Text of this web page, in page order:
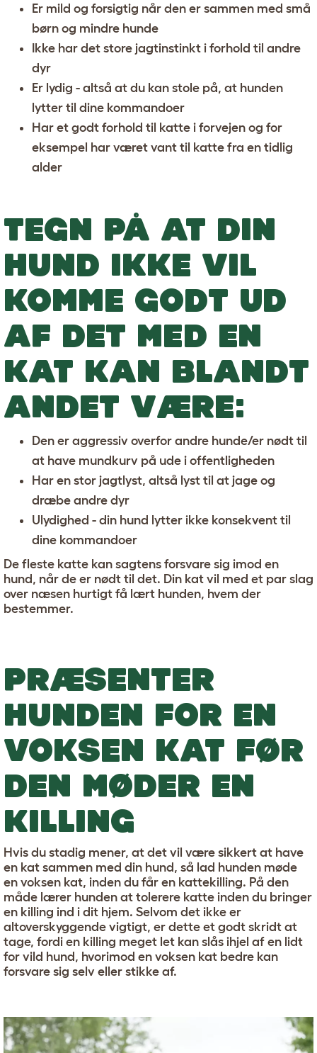
Er mild og forsigtig når den er sammen med små
børn og mindre hunde
Ikke har det store jagtinstinkt i forhold til andre
dyr
Er lydig - altså at du kan stole på, at hunden
lytter til dine kommandoer
Har et godt forhold til katte i forvejen og for
eksempel har været vant til katte fra en tidlig
alder
TEGN PÅ AT DIN
HUND IKKE VIL
KOMME GODT UD
AF DET MED EN
KAT KAN BLANDT
ANDET VÆRE:
Den er aggressiv overfor andre hunde/er nødt til
at have mundkurv på ude i offentligheden
Har en stor jagtlyst, altså lyst til at jage og
dræbe andre dyr
Ulydighed - din hund lytter ikke konsekvent til
dine kommandoer
De fleste katte kan sagtens forsvare sig imod en
hund, når de er nødt til det. Din kat vil med et par slag
over næsen hurtigt få lært hunden, hvem der
bestemmer.
PRÆSENTER
HUNDEN FOR EN
VOKSEN KAT FØR
DEN MØDER EN
KILLING
Hvis du stadig mener, at det vil være sikkert at have
en kat sammen med din hund, så lad hunden møde
en voksen kat, inden du får en kattekilling. På den
måde lærer hunden at tolerere katte inden du bringer
en killing ind i dit hjem. Selvom det ikke er
altoverskyggende vigtigt, er dette et godt skridt at
tage, fordi en killing meget let kan slås ihjel af en lidt
for vild hund, hvorimod en voksen kat bedre kan
forsvare sig selv eller stikke af.